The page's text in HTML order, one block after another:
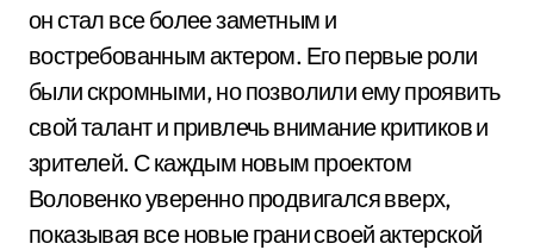
он стал все более заметным и
востребованным актером. Его первые роли
были скромными, но позволили ему проявить
свой талант и привлечь внимание критиков и
зрителей. С каждым новым проектом
Воловенко уверенно продвигался вверх,
показывая все новые грани своей актерской